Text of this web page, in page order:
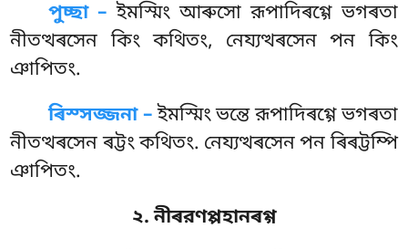
পুচ্ছা – ইমস্মিংআৰুসো রূপাদিৰগ্গে ভগৰতা
নীতত্থৰসেন কিং কথিতং, নেয্যত্থৰসেন পন কিং
ঞাপিতং.
ৰিস্সজ্জনা –ইমস্মিং ভন্তে রূপাদিৰগ্গে ভগৰতা
নীতত্থৰসেন ৰট্টং কথিতং. নেয্যত্থৰসেন পন ৰিৰট্টম্পি
ঞাপিতং.
২. নীৰরণপ্পহানৰগ্গ